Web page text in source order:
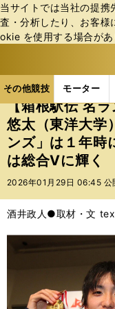
当サイトでは当社の提携
査・分析したり、お客様
okie を使⽤する場合が
その他競技 モーター
ス
ポ
ル
テ
ィ
ー
バ
その他競技の記
【箱根駅伝 名
悠太（東洋大学
ンズ」は１年時
は総合Vに輝く
2026年01月29日 06:45 公
酒井政人●取材・文